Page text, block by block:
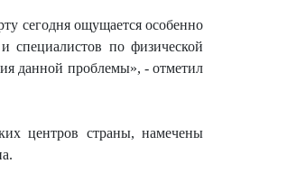
сегодня ощущается особенно
специалистов по физической
данной проблемы», - отметил
центров страны, намечены